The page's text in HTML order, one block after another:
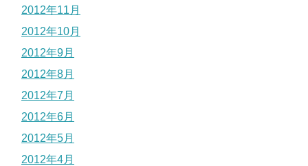
2012年11月
2012年10月
2012年9月
2012年8月
2012年7月
2012年6月
2012年5月
2012年4月